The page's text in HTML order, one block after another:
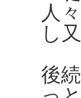
人
し
後